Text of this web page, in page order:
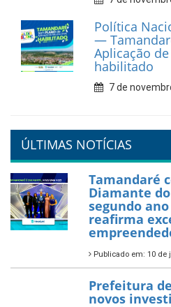
Prefeitura
reforça
valorização
7 de fevereiro
orla da
garante
para os
7 de
Política
—
Aplicação de
habilitado